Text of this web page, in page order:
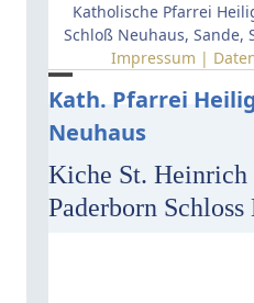
Katholische Pfarrei
Schloß Neuhaus, Sande,
Impressum |
Kath. Pfarrei
Neuhaus
Open
mobile
menu
Close
mobile
menu
Kiche St. Heinrich
Paderborn Schloss